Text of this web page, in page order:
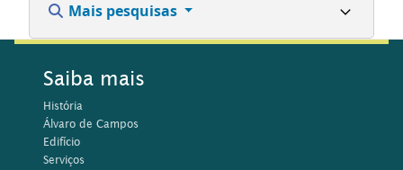
Mais pesquisas
Saiba mais
História
Álvaro de Campos
Edifício
Serviços